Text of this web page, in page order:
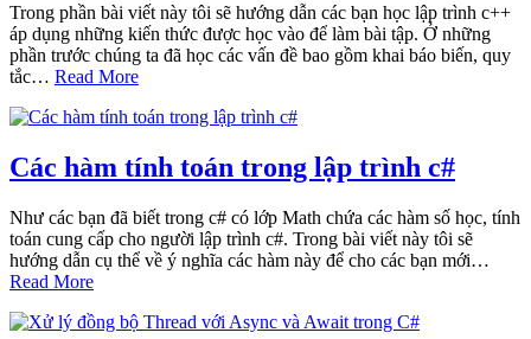
Trong phần bài viết này tôi sẽ hướng dẫn các bạn học lập trình c++
áp dụng những kiến thức được học vào để làm bài tập. Ở những
phần trước chúng ta đã học các vấn đề bao gồm khai báo biến, quy
tắc… Read More
Các hàm tính toán trong lập trình c#
Như các bạn đã biết trong c# có lớp Math chứa các hàm số học, tính
toán cung cấp cho người lập trình c#. Trong bài viết này tôi sẽ
hướng dẫn cụ thể về ý nghĩa các hàm này để cho các bạn mới…
Read More